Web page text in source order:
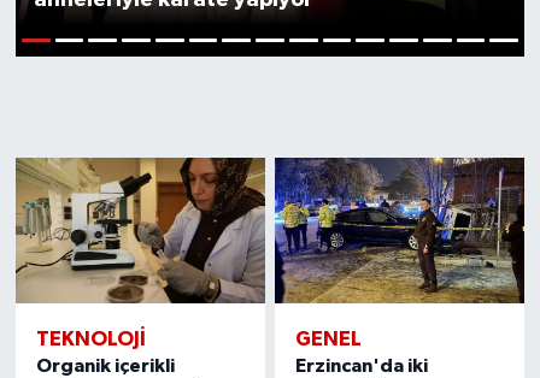
TEKNOLOJİ
Organik içerikli
GENEL
Erzincan'da iki
GÜNDEM
KÜLTÜR-SANAT
MAGAZİN
MEDYA
ÖZEL HABER